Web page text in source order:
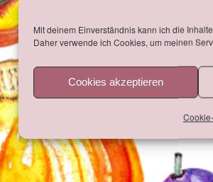
Mit deinem Einverständnis kann ich die
Daher verwende ich Cookies, um meinen
Cookies akzeptieren